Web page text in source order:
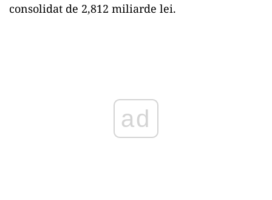
consolidat de 2,812 miliarde lei.